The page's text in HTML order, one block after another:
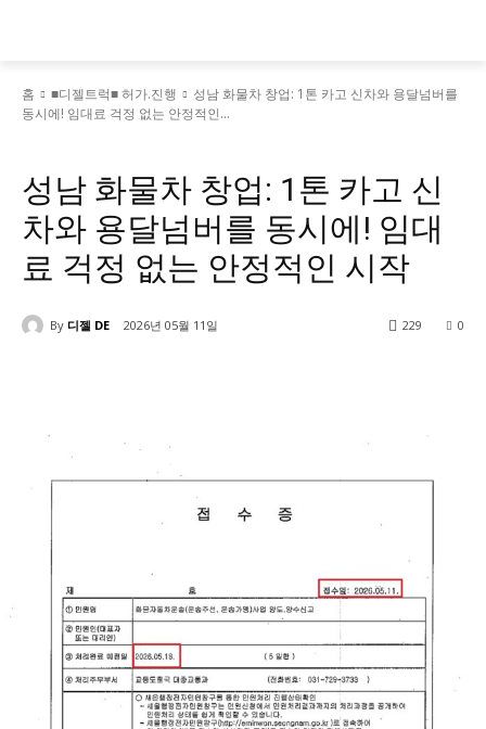
홈 ■디젤트럭■ 허가.진행
성남 화물차 창업: 1톤 카고 신차와 용달넘버를
동시에! 임대료 걱정 없는 안정적인...
성남 화물차 창업: 1톤 카고 신
차와 용달넘버를 동시에! 임대
료 걱정 없는 안정적인 시작
By 디젤 DE 2026년 05월 11일 0
229